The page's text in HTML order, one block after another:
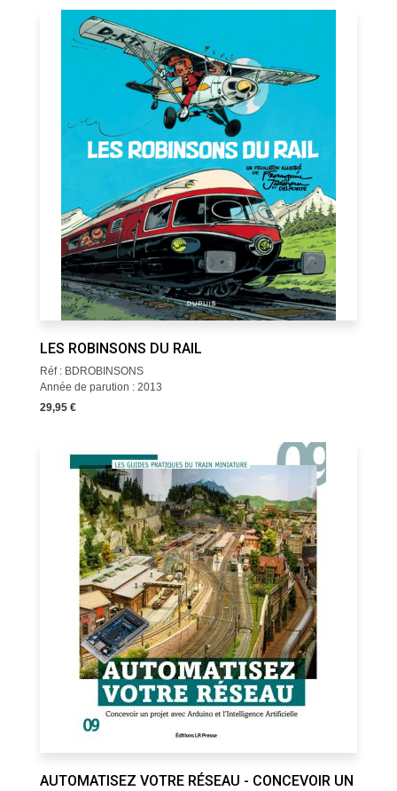
LES ROBINSONS DU RAIL
Réf : BDROBINSONS
Année de parution : 2013
29,95 €
AUTOMATISEZ VOTRE RÉSEAU - CONCEVOIR UN